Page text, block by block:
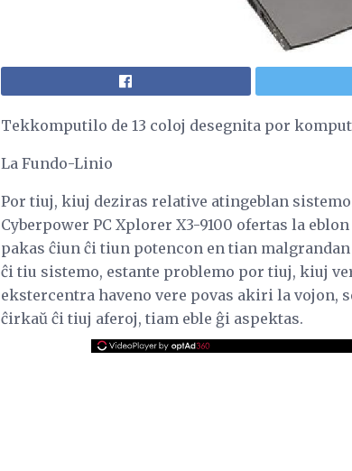
Tekkomputilo de 13 coloj desegnita por
La Fundo-Linio
Por tiuj, kiuj deziras relative atingeblan
Cyberpower PC Xplorer X3-9100 ofertas la
pakas ĉiun ĉi tiun potencon en tian
ĉi tiu sistemo, estante problemo por tiuj, kiuj
ekstercentra haveno vere povas akiri la vojon,
ĉirkaŭ ĉi tiuj aferoj, tiam eble ĝi aspektas.